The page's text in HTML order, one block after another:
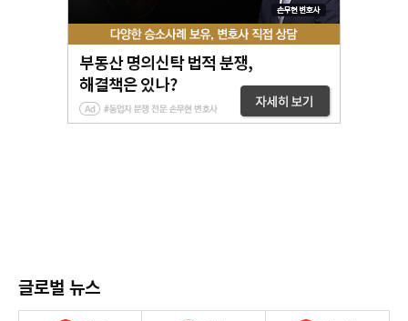
글로벌 뉴스